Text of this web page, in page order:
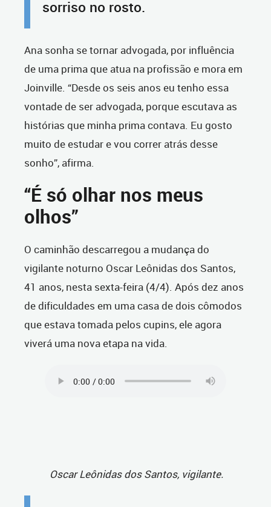
sorriso no rosto.
Ana sonha se tornar advogada, por influência
de uma prima que atua na profissão e mora em
Joinville. “Desde os seis anos eu tenho essa
vontade de ser advogada, porque escutava as
histórias que minha prima contava. Eu gosto
muito de estudar e vou correr atrás desse
sonho”, afirma.
“É só olhar nos meus
olhos”
O caminhão descarregou a mudança do
vigilante noturno Oscar Leônidas dos Santos,
41 anos, nesta sexta-feira (4/4). Após dez anos
de dificuldades em uma casa de dois cômodos
que estava tomada pelos cupins, ele agora
viverá uma nova etapa na vida.
Oscar Leônidas dos Santos, vigilante.